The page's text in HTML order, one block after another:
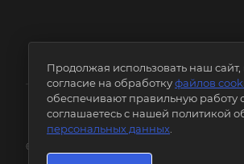
© 2009-2026 Топ-Ремонт
Продолжая использовать наш сайт,
согласие на обработкуфайлов
обеспечивают правильную работу
соглашаетесь с нашей политикой
персональных данных